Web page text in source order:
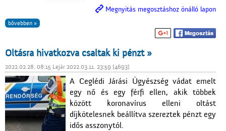
Megnyitás megosztáshoz önálló lapon
bővebben »
Oltásra hivatkozva csaltak ki pénzt »
2022.02.28. 08:15 Lejár 2022.03.11. 23:59 [4693]
A Ceglédi Járási Ügyészség vádat emelt
egy nő és egy férfi ellen, akik többek
között koronavírus elleni oltást
díjkötelesnek beállítva szereztek pénzt egy
idős asszonytól.